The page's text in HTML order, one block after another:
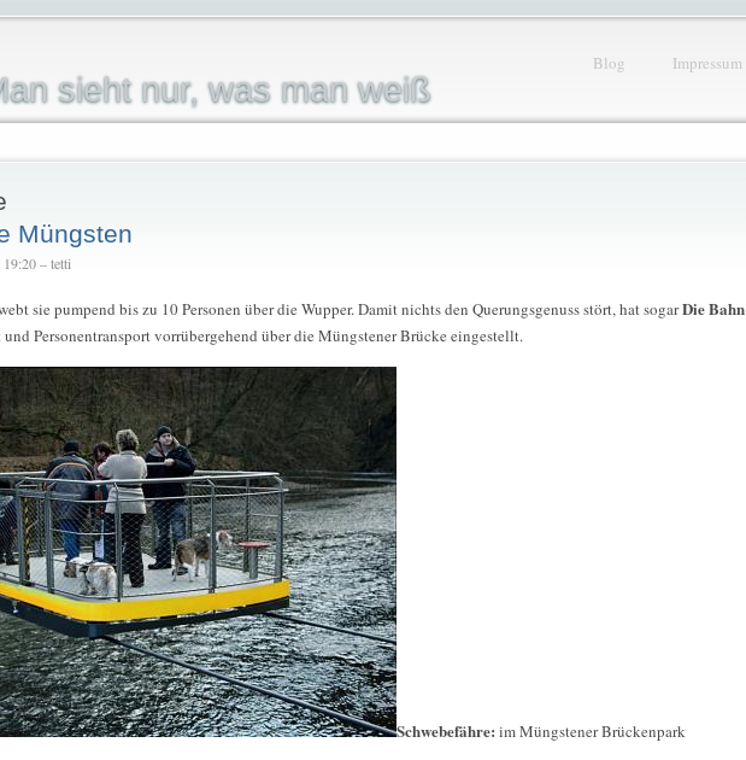
sieht nur, was man weiß
Blog Impressum
Müngsten
– tetti
sie pumpend bis zu 10 Personen über die Wupper. Damit nichts den Querungsgenuss stört, hat sogarDie Bahn
Personentransport vorrübergehend über die Müngstener Brücke eingestellt.
Schwebefähre: im Müngstener Brückenpark